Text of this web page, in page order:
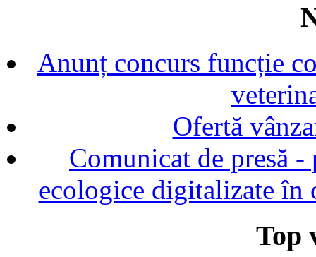
Anunț concurs funcție
Ofertă
Comunicat de presă
ecologice digitalizate în
Top